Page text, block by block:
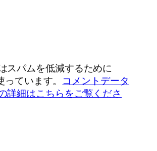
スパムを低減するために
ています。 コメントデータ
詳細はこちらをご覧くださ